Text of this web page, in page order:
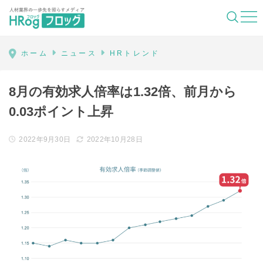
HRog | 人材業界の一歩先を照らすメディ
ホーム ニュース HRトレンド
8月の有効求人倍率は1.32倍、前月から
0.03ポイント上昇
2022年9月30日 2022年10月28日